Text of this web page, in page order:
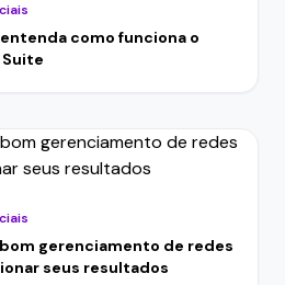
como funciona o
gerenciamento de redes
seus resultados